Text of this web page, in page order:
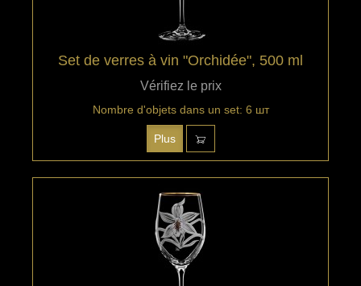
Set de verres à vin "Orchidée", 500 ml
Vérifiez le prix
Nombre d'objets dans un set: 6 шт
Plus